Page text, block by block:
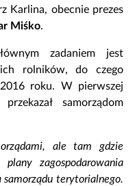
Karlina, obecnie prezes
Miśko.
zadaniem jest
rolników, do czego
roku. W pierwszej
samorządom
ale tam gdzie
zagospodarowania
samorządu terytorialnego.